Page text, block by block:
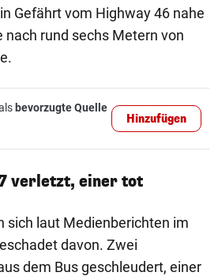
Gefährt vom Highway 46 nahe
nach rund sechs Metern von
bevorzugte Quelle
Hinzufügen
verletzt, einer tot
sich laut Medienberichten im
davon. Zwei
dem Bus geschleudert, einer